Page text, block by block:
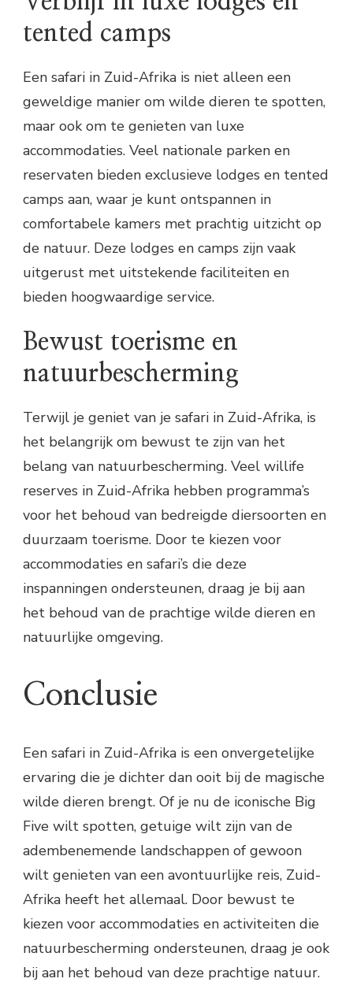
tented camps
Een safari in Zuid-Afrika is niet alleen een
geweldige manier om wilde dieren te spotten,
maar ook om te genieten van luxe
accommodaties. Veel nationale parken en
reservaten bieden exclusieve lodges en tented
camps aan, waar je kunt ontspannen in
comfortabele kamers met prachtig uitzicht op
de natuur. Deze lodges en camps zijn vaak
uitgerust met uitstekende faciliteiten en
bieden hoogwaardige service.
Bewust toerisme en
natuurbescherming
Terwijl je geniet van je safari in Zuid-Afrika, is
het belangrijk om bewust te zijn van het
belang van natuurbescherming. Veel willife
reserves in Zuid-Afrika hebben programma’s
voor het behoud van bedreigde diersoorten en
duurzaam toerisme. Door te kiezen voor
accommodaties en safari’s die deze
inspanningen ondersteunen, draag je bij aan
het behoud van de prachtige wilde dieren en
natuurlijke omgeving.
Conclusie
Een safari in Zuid-Afrika is een onvergetelijke
ervaring die je dichter dan ooit bij de magische
wilde dieren brengt. Of je nu de iconische Big
Five wilt spotten, getuige wilt zijn van de
adembenemende landschappen of gewoon
wilt genieten van een avontuurlijke reis, Zuid-
Afrika heeft het allemaal. Door bewust te
kiezen voor accommodaties en activiteiten die
natuurbescherming ondersteunen, draag je ook
bij aan het behoud van deze prachtige natuur.